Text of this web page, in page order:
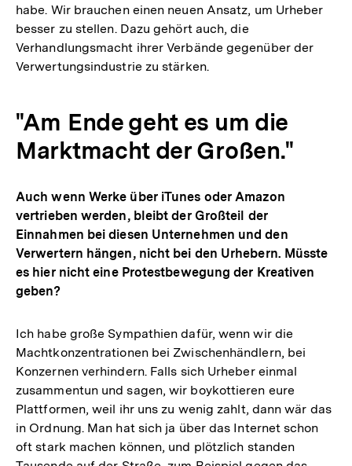
habe. Wir brauchen einen neuen Ansatz, um Urheber
besser zu stellen. Dazu gehört auch, die
Verhandlungsmacht ihrer Verbände gegenüber der
Verwertungsindustrie zu stärken.
"Am Ende geht es um die
Marktmacht der Großen."
Auch wenn Werke über iTunes oder Amazon
vertrieben werden, bleibt der Großteil der
Einnahmen bei diesen Unternehmen und den
Verwertern hängen, nicht bei den Urhebern. Müsste
es hier nicht eine Protestbewegung der Kreativen
geben?
Ich habe große Sympathien dafür, wenn wir die
Machtkonzentrationen bei Zwischenhändlern, bei
Konzernen verhindern. Falls sich Urheber einmal
zusammentun und sagen, wir boykottieren eure
Plattformen, weil ihr uns zu wenig zahlt, dann wär das
in Ordnung. Man hat sich ja über das Internet schon
oft stark machen können, und plötzlich standen